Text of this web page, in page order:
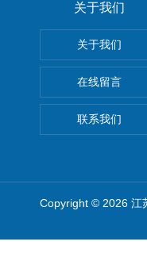
关于我们
关于我们
在线留言
联系我们
Copyright © 2026 江